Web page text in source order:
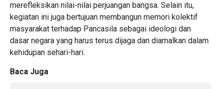
merefleksikan nilai-nilai perjuangan bangsa. Selain itu,
kegiatan ini juga bertujuan membangun memori kolektif
masyarakat terhadap Pancasila sebagai ideologi dan
dasar negara yang harus terus dijaga dan diamalkan dalam
kehidupan sehari-hari.
Baca Juga